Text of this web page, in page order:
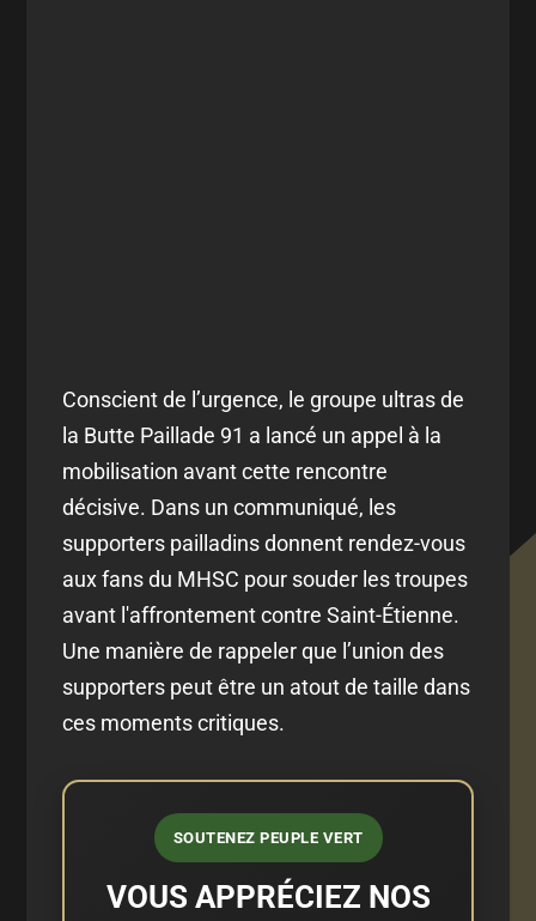
Conscient de l’urgence, le groupe ultras de
la Butte Paillade 91 a lancé un appel à la
mobilisation avant cette rencontre
décisive. Dans un communiqué, les
supporters pailladins donnent rendez-vous
aux fans du MHSC pour souder les troupes
avant l'affrontement contre Saint-Étienne.
Une manière de rappeler que l’union des
supporters peut être un atout de taille dans
ces moments critiques.
SOUTENEZ PEUPLE VERT
VOUS APPRÉCIEZ NOS